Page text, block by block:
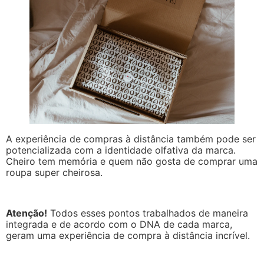
A experiência de compras à distância também pode ser
potencializada com a identidade olfativa da marca.
Cheiro tem memória e quem não gosta de comprar uma
roupa super cheirosa.
Atenção! Todos esses pontos trabalhados de maneira
integrada e de acordo com o DNA de cada marca,
geram uma experiência de compra à distância incrível.